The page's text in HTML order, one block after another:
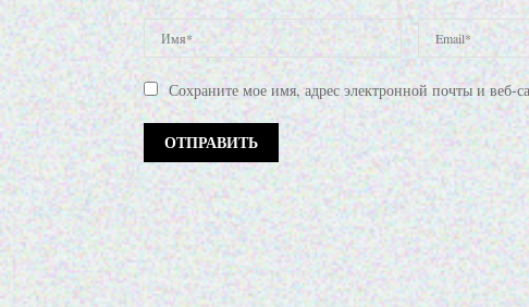
Сохраните мое имя, адрес электронной почты и веб-